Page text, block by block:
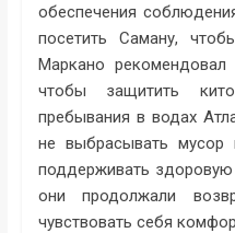
обеспечения
посетить Саману,
Маркано рекомендовал
чтобы защитить
пребывания в водах
не выбрасывать
поддерживать
они продолжали
чувствовать себя